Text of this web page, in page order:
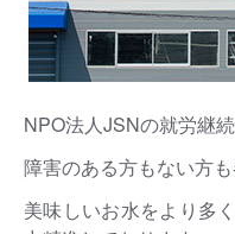
NPO法人JSNの就労継
障害のある方もない方
美味しいお水をより多